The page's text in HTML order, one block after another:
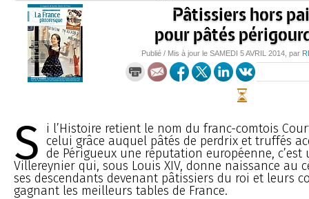
Pâtissiers hors
pour pâtés
Publié / Mis à jour leSAMEDI 5 AVRIL 2014 , par
S i l’Histoire retient le nom du franc-comtois
celui grâce auquel pâtés de perdrix et truffés
de Périgueux une réputation européenne,
Villereynier qui, sous Louis XIV, donne naissance au
ses descendants devenant pâtissiers du roi et leurs
gagnant les meilleurs tables de France.